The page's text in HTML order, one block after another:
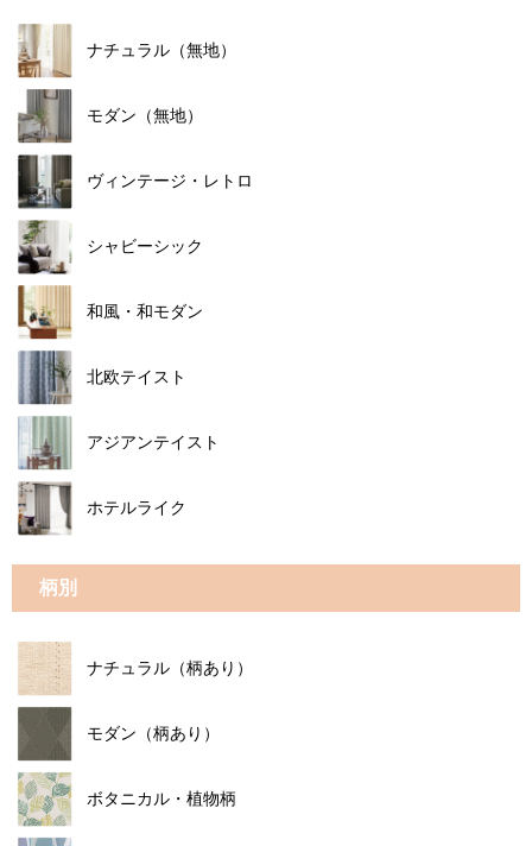
ナチュラル（無地）
モダン（無地）
ヴィンテージ・レトロ
シャビーシック
和風・和モダン
北欧テイスト
アジアンテイスト
ホテルライク
柄別
ナチュラル（柄あり）
モダン（柄あり）
ボタニカル・植物柄